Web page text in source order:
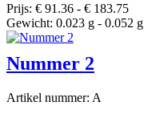
Prijs: € 91.36 - € 183.75
Gewicht: 0.023 g - 0.052 g
Nummer 2
Artikel nummer: A